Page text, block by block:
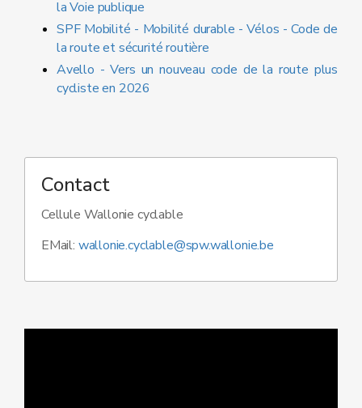
la Voie publique
SPF Mobilité - Mobilité durable - Vélos - Code de
la route et sécurité routière
Avello - Vers un nouveau code de la route plus
cycliste en 2026
Contact
Cellule Wallonie cyclable
EMail: wallonie.cyclable@spw.wallonie.be